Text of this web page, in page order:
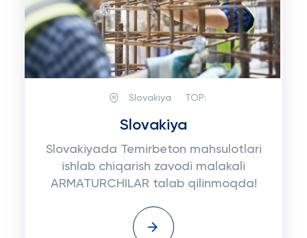
Slovakiya TOP:
Slovakiya
Slovakiyada Temirbeton mahsulotlari
ishlab chiqarish zavodi malakali
ARMATURCHILAR talab qilinmoqda!